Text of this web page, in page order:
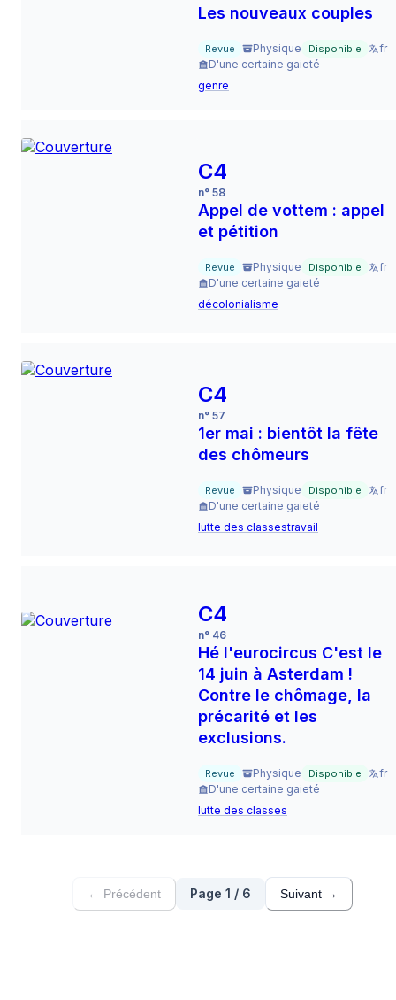
Les nouveaux couples
Revue Physique Disponible
fr
D'une certaine gaieté
genre
C4
n° 58
Appel de vottem : appel
et pétition
Revue Physique Disponible
fr
D'une certaine gaieté
décolonialisme
C4
n° 57
1er mai : bientôt la fête
des chômeurs
Revue Physique Disponible
fr
D'une certaine gaieté
lutte des classestravail
C4
n° 46
Hé l'eurocircus C'est le
14 juin à Asterdam !
Contre le chômage, la
précarité et les
exclusions.
Revue Physique Disponible
fr
D'une certaine gaieté
lutte des classes
← Précédent Page 1 / 6 Suivant →